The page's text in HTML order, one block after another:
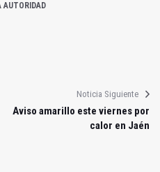
Noticia Siguiente
Aviso amarillo este viernes por
calor en Jaén